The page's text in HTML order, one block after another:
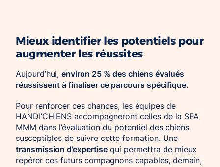
Mieux identifier les potentiels pour
augmenter les réussites
Aujourd’hui, environ 25 % des chiens évalués
réussissent à finaliser ce parcours spécifique.
Pour renforcer ces chances, les équipes de
HANDI’CHIENS accompagneront celles de la SPA
MMM dans l’évaluation du potentiel des chiens
susceptibles de suivre cette formation. Une
transmission d’expertise qui permettra de mieux
repérer ces futurs compagnons capables, demain,